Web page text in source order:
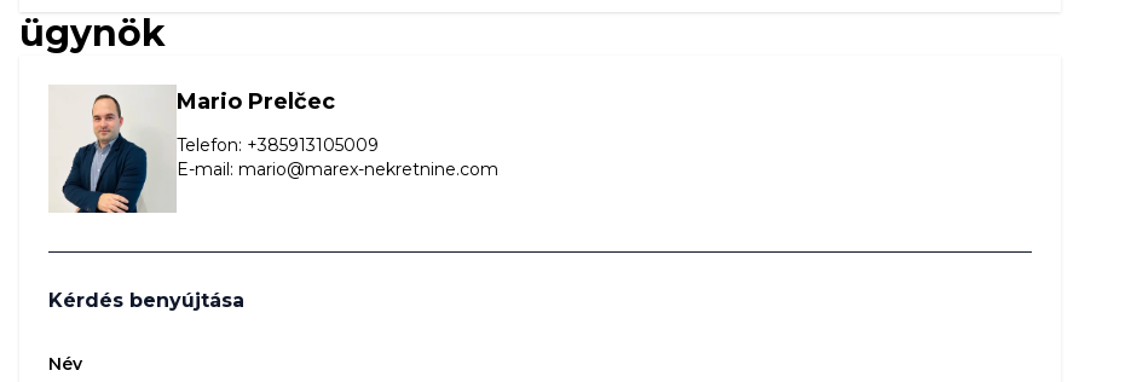
ügynök
Mario Prelčec
Telefon: +385913105009
E-mail:mario@marex-nekretnine.com
Kérdés benyújtása
Név